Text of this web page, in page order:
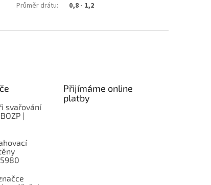
Průměr drátu: 0,8 - 1,2
svařování
|
Přijímáme online
platby